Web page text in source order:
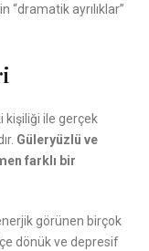
“dramatik ayrılıklar”
kişiliği ile gerçek
Güleryüzlü ve
farklı bir
görünen birçok
dönük ve depresif